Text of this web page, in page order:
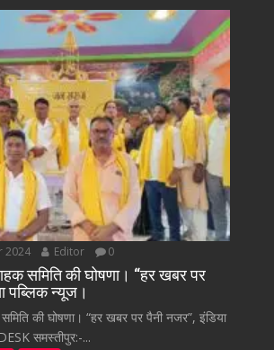
2024 Editor 0
समिति की घोषणा। “हर खबर पर
पब्लिक न्यूज।
की घोषणा। “हर खबर पर पैनी नजर”, इंडिया
समस्तीपुर:-...